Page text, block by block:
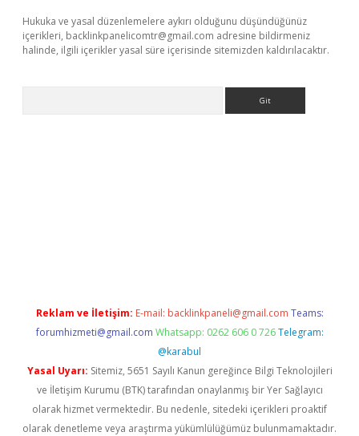
Hukuka ve yasal düzenlemelere aykırı olduğunu düşündüğünüz
içerikleri, backlinkpanelicomtr@gmail.com adresine bildirmeniz
halinde, ilgili içerikler yasal süre içerisinde sitemizden kaldırılacaktır.
Reklam ve İletişim: E-mail: backlinkpaneli@gmail.com Teams:
forumhizmeti@gmail.com Whatsapp: 0262 606 0 726 Telegram:
@karabul
Yasal Uyarı: Sitemiz, 5651 Sayılı Kanun gereğince Bilgi Teknolojileri
ve İletişim Kurumu (BTK) tarafından onaylanmış bir Yer Sağlayıcı
olarak hizmet vermektedir. Bu nedenle, sitedeki içerikleri proaktif
olarak denetleme veya araştırma yükümlülüğümüz bulunmamaktadır.